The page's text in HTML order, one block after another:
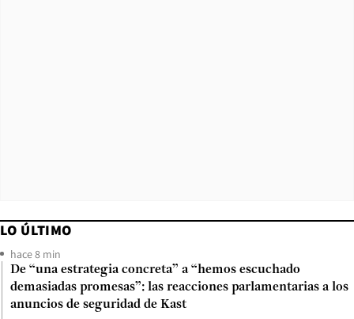
LO ÚLTIMO
hace 8 min
De “una estrategia concreta” a “hemos escuchado
demasiadas promesas”: las reacciones parlamentarias a los
anuncios de seguridad de Kast